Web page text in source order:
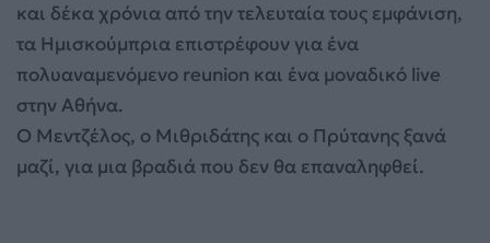
και δέκα χρόνια από την τελευταία τους εμφάνιση,
τα Ημισκούμπρια επιστρέφουν για ένα
πολυαναμενόμενο reunion και ένα μοναδικό live
στην Αθήνα.
Ο Μεντζέλος, ο Μιθριδάτης και ο Πρύτανης ξανά
μαζί, για μια βραδιά που δεν θα επαναληφθεί.